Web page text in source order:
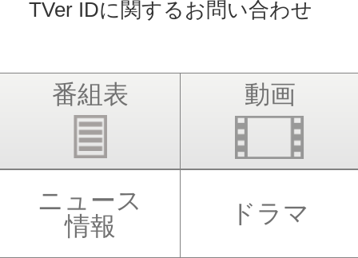
TVer IDに関するお問い合わせ
番組表 動画
ニュース
情報
ドラマ